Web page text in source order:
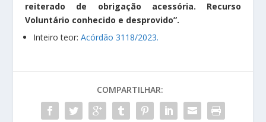
reiterado de obrigação acessória. Recurso
Voluntário conhecido e desprovido”.
Inteiro teor: Acórdão 3118/2023.
COMPARTILHAR: